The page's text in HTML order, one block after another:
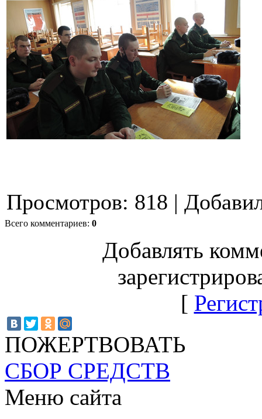
Просмотров: 818 |
Всего комментариев: 0
Добавлять
[
ПОЖЕРТВОВАТЬ
СБОР СРЕДСТВ
Меню сайта